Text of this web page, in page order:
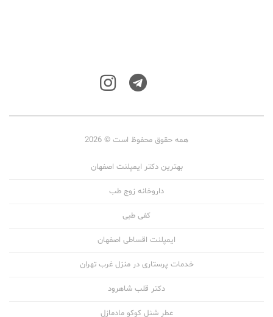
همه حقوق محفوظ است © 2026
بهترین دکتر ایمپلنت اصفهان
داروخانه زوج طب
کفی طبی
ایمپلنت اقساطی اصفهان
خدمات پرستاری در منزل غرب تهران
دکتر قلب شاهرود
عطر شنل کوکو مادمازل